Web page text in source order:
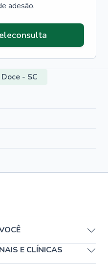
adesão.
- SC
E CLÍNICAS